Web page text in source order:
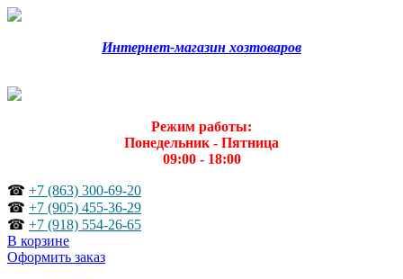
Интернет-магазин хозтоваров
Режим работы:
Понедельник - Пятница
09:00 - 18:00
☎ +7 (863) 300-69-20
☎ +7 (905) 455-36-29
☎ +7 (918) 554-26-65
В корзине
Оформить заказ